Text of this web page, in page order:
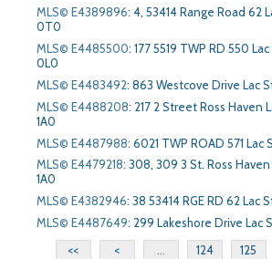
MLS© E4389896: 4, 53414 Range Road 62
0T0
MLS© E4485500: 177 5519 TWP RD 550
0L0
MLS© E4483492: 863 Westcove Drive Lac
MLS© E4488208: 217 2 Street Ross Haven
1A0
MLS© E4487988: 6021 TWP ROAD 571
MLS© E4479218: 308, 309 3 St. Ross
1A0
MLS© E4382946: 38 53414 RGE RD 62 Lac
MLS© E4487649: 299 Lakeshore Drive Lac
<<
< 124 125